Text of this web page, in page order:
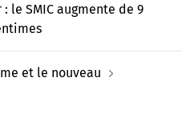
le SMIC augmente de 9
et le nouveau